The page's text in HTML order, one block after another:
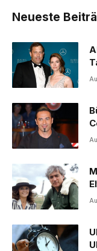
Neueste